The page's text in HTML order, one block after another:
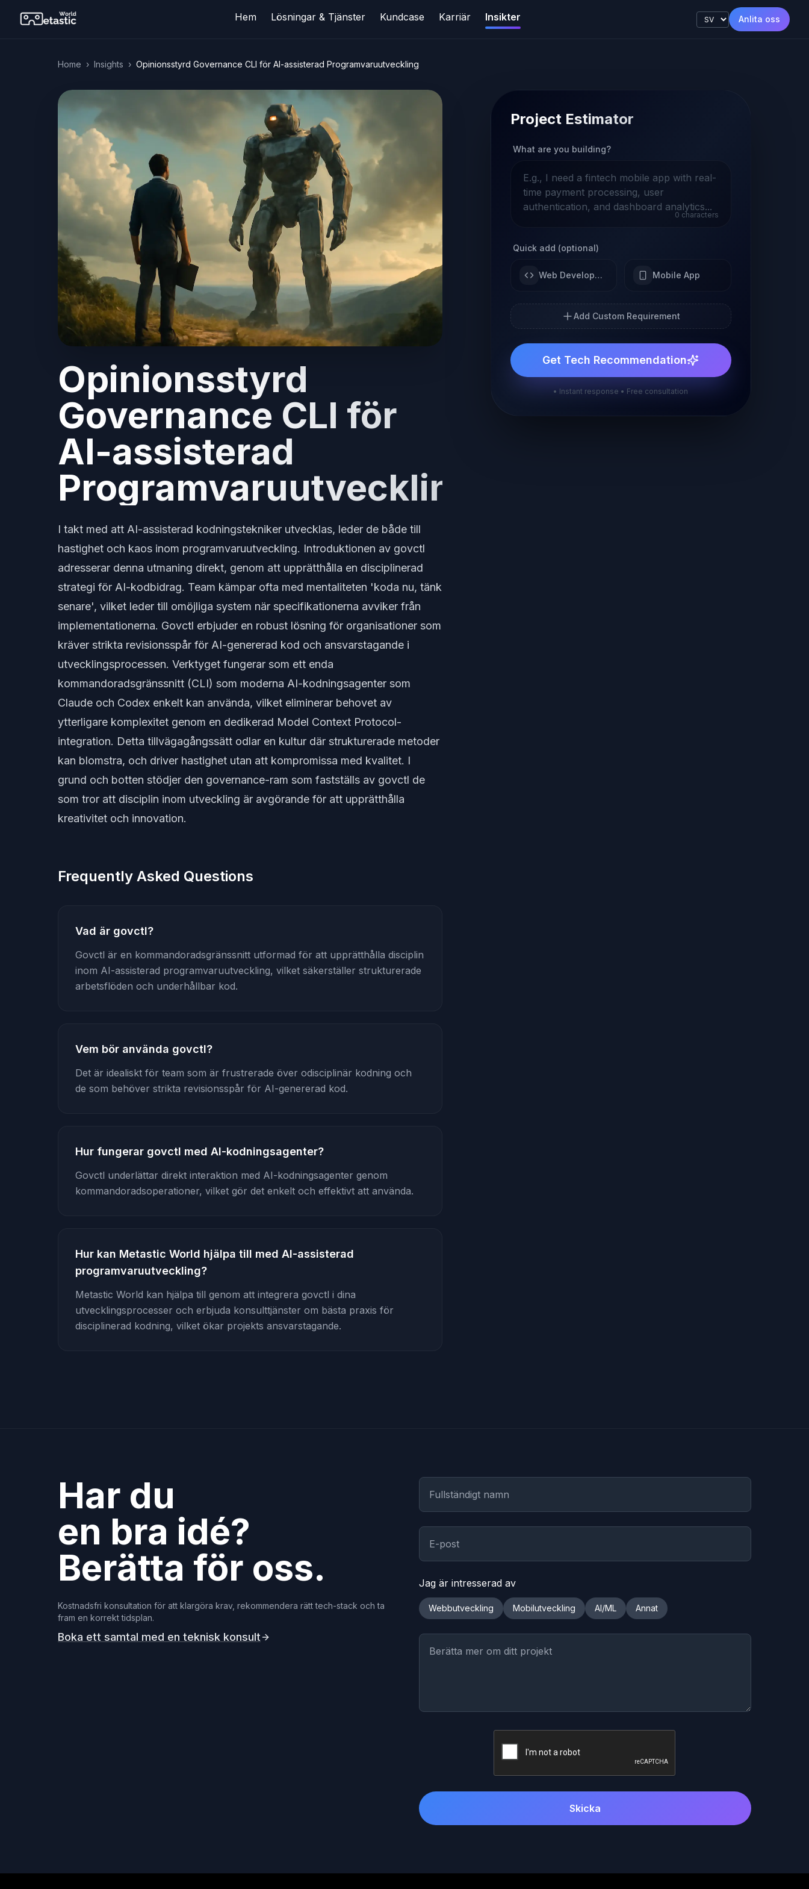
Hem Lösningar & Tjänster Kundcase Karriär Insikter Anlita oss
Home › Insights › Opinionsstyrd Governance CLI för AI-assisterad Programvaruutveckling
Opinionsstyrd
Governance CLI för
AI-assisterad
Programvaruutveckling
I takt med att AI-assisterad kodningstekniker utvecklas, leder de både till
hastighet och kaos inom programvaruutveckling. Introduktionen av govctl
adresserar denna utmaning direkt, genom att upprätthålla en disciplinerad
strategi för AI-kodbidrag. Team kämpar ofta med mentaliteten 'koda nu, tänk
senare', vilket leder till omöjliga system när specifikationerna avviker från
implementationerna. Govctl erbjuder en robust lösning för organisationer som
kräver strikta revisionsspår för AI-genererad kod och ansvarstagande i
utvecklingsprocessen. Verktyget fungerar som ett enda
kommandoradsgränssnitt (CLI) som moderna AI-kodningsagenter som
Claude och Codex enkelt kan använda, vilket eliminerar behovet av
ytterligare komplexitet genom en dedikerad Model Context Protocol-
integration. Detta tillvägagångssätt odlar en kultur där strukturerade metoder
kan blomstra, och driver hastighet utan att kompromissa med kvalitet. I
grund och botten stödjer den governance-ram som fastställs av govctl de
som tror att disciplin inom utveckling är avgörande för att upprätthålla
kreativitet och innovation.
Frequently Asked Questions
Vad är govctl?
Govctl är en kommandoradsgränssnitt utformad för att upprätthålla disciplin
inom AI-assisterad programvaruutveckling, vilket säkerställer strukturerade
arbetsflöden och underhållbar kod.
Vem bör använda govctl?
Det är idealiskt för team som är frustrerade över odisciplinär kodning och
de som behöver strikta revisionsspår för AI-genererad kod.
Hur fungerar govctl med AI-kodningsagenter?
Govctl underlättar direkt interaktion med AI-kodningsagenter genom
kommandoradsoperationer, vilket gör det enkelt och effektivt att använda.
Hur kan Metastic World hjälpa till med AI-assisterad
programvaruutveckling?
Metastic World kan hjälpa till genom att integrera govctl i dina
utvecklingsprocesser och erbjuda konsulttjänster om bästa praxis för
disciplinerad kodning, vilket ökar projekts ansvarstagande.
Project Estimator
What are you building?
0 characters
Quick add (optional)
Web Development Mobile App
Add Custom Requirement
Get Tech Recommendation
• Instant response • Free consultation
Har du
en bra idé?
Berätta för oss.
Kostnadsfri konsultation för att klargöra krav, rekommendera rätt tech-stack och ta
fram en korrekt tidsplan.
Boka ett samtal med en teknisk konsult
Jag är intresserad av
Webbutveckling Mobilutveckling AI/ML Annat
Skicka